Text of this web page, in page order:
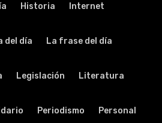
Historia Internet
del día La frase del día
Legislación Literatura
Periodismo Personal